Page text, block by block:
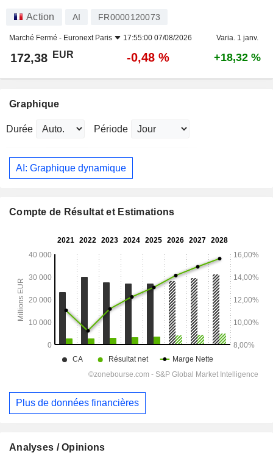
Action AI FR0000120073
Marché Fermé - Euronext Paris 17:55:00 07/08/2026 Varia. 1 janv.
172,38 EUR -0,48 % +18,32 %
Graphique
Durée Période
AI: Graphique dynamique
Compte de Résultat et Estimations
Plus de données financières
Analyses / Opinions